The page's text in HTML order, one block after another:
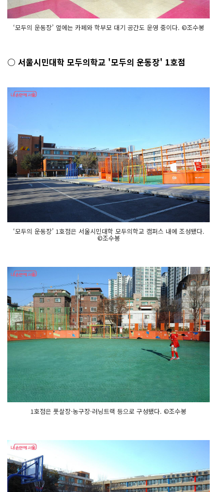
‘모두의 운동장’ 옆에는 카페와 학부모 대기 공간도 운영 중이다. ©조수봉
○ 서울시민대학 모두의학교 '모두의 운동장' 1호점
‘모두의 운동장’ 1호점은 서울시민대학 모두의학교 캠퍼스 내에 조성됐다.
©조수봉
1호점은 풋살장·농구장·러닝트랙 등으로 구성됐다. ©조수봉